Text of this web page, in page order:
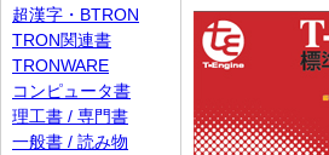
超漢字・BTRON
TRON関連書
TRONWARE
コンピュータ書
理工書 / 専門書
一般書 / 読み物